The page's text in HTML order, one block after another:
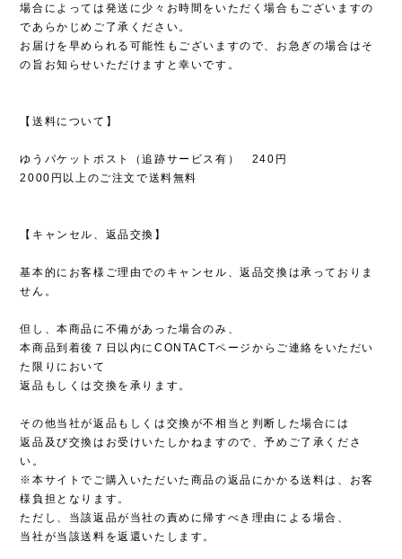
場合によっては発送に少々お時間をいただく場合もございますの
であらかじめご了承ください。
お届けを早められる可能性もございますので、お急ぎの場合はそ
の旨お知らせいただけますと幸いです。
【送料について】
ゆうパケットポスト（追跡サービス有） 240円
2000円以上のご注文で送料無料
【キャンセル、返品交換】
基本的にお客様ご理由でのキャンセル、返品交換は承っておりま
せん。
但し、本商品に不備があった場合のみ、
本商品到着後７日以内にCONTACTページからご連絡をいただい
た限りにおいて
返品もしくは交換を承ります。
その他当社が返品もしくは交換が不相当と判断した場合には
返品及び交換はお受けいたしかねますので、予めご了承くださ
い。
※本サイトでご購入いただいた商品の返品にかかる送料は、お客
様負担となります。
ただし、当該返品が当社の責めに帰すべき理由による場合、
当社が当該送料を返還いたします。